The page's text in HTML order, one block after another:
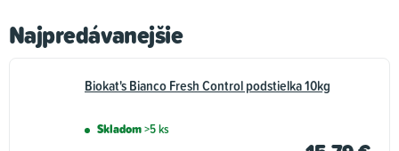
Najpredávanejšie
Biokat's Bianco Fresh Control podstielka 10kg
Skladom>5 ks